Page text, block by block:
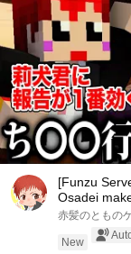
[Funzu
Osadei
赤髪のともの
New